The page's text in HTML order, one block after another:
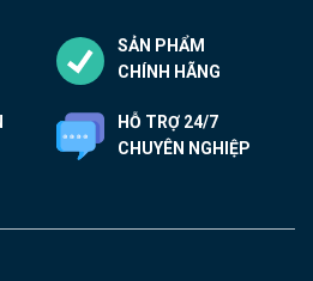
SẢN PHẨM
CHÍNH HÃNG
HỖ TRỢ 24/7
CHUYÊN NGHIỆP